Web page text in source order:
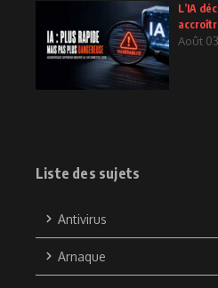
L’IA
Août
Liste des sujets
Antivirus
Arnaque